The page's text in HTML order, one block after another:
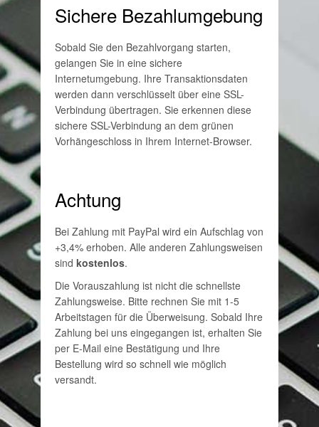
Sichere Bezahlumgebung
Sobald Sie den Bezahlvorgang starten,
gelangen Sie in eine sichere
Internetumgebung. Ihre Transaktionsdaten
werden dann verschlüsselt über eine SSL-
Verbindung übertragen. Sie erkennen diese
sichere SSL-Verbindung an dem grünen
Vorhängeschloss in Ihrem Internet-Browser.
Achtung
Bei Zahlung mit PayPal wird ein Aufschlag von
+3,4% erhoben. Alle anderen Zahlungsweisen
sind kostenlos.
Die Vorauszahlung ist nicht die schnellste
Zahlungsweise. Bitte rechnen Sie mit 1-5
Arbeitstagen für die Überweisung. Sobald Ihre
Zahlung bei uns eingegangen ist, erhalten Sie
per E-Mail eine Bestätigung und Ihre
Bestellung wird so schnell wie möglich
versandt.